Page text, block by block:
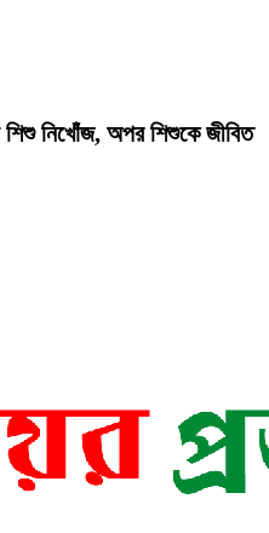
শিশু নিখোঁজ, অপর শিশুকে জীবিত